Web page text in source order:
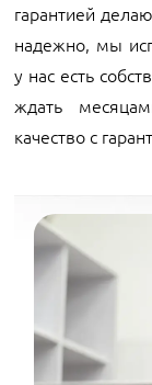
гарантией
надежно, мы
у нас есть
ждать
качество с